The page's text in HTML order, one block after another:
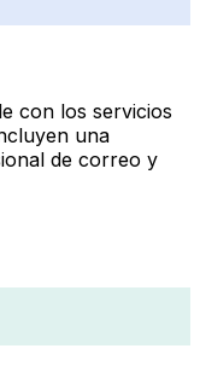
con los servicios
una
de correo y